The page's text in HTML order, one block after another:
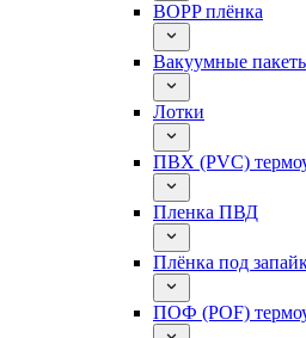
BOPP плёнка
Вакуумные
Лотки
ПВХ (PVC)
Пленка ПВД
Плёнка под
ПОФ (POF)